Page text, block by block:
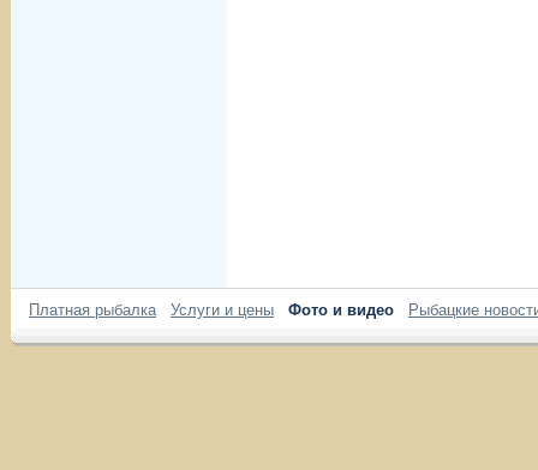
Платная рыбалка Услуги и цены Фото и видео Рыбацкие